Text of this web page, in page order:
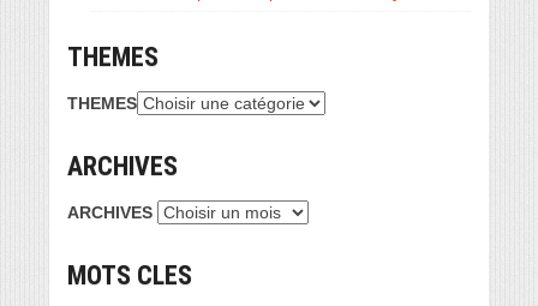
THEMES
THEMES
ARCHIVES
ARCHIVES
MOTS CLES